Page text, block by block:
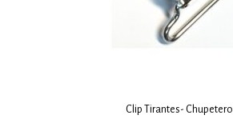
Clip Tirantes- Chupetero